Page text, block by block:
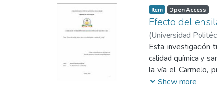
del ensilaje de
vacas consumían
durante 30 días, y
Lactosa (Lac),
prueba de Tukey,
porcentaje de
células
Item Open Access
Efecto del
(Universidad
Esta investigación
calidad química y
la vía el Carmelo,
ensilajes (T1=
Show more